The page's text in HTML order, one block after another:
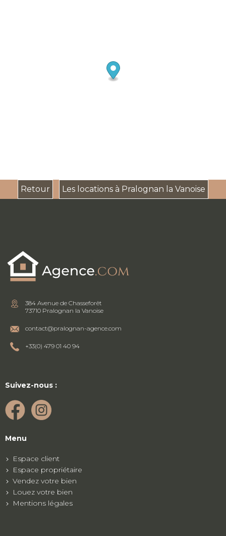
Retour Les locations à Pralognan la Vanoise
384 Avenue de Chasseforêt
73710 Pralognan la Vanoise
contact@pralognan-agence.com
+33(0) 479 01 40 94
Suivez-nous :
Menu
Espace client
Espace propriétaire
Vendez votre bien
Louez votre bien
Mentions légales